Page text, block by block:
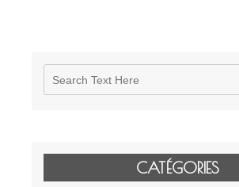
CATÉGORIES